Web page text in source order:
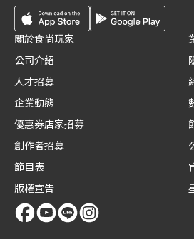
關於食尚玩家
公司介紹
人才招募
企業動態
優惠券店家招募
創作者招募
節目表
版權宣告